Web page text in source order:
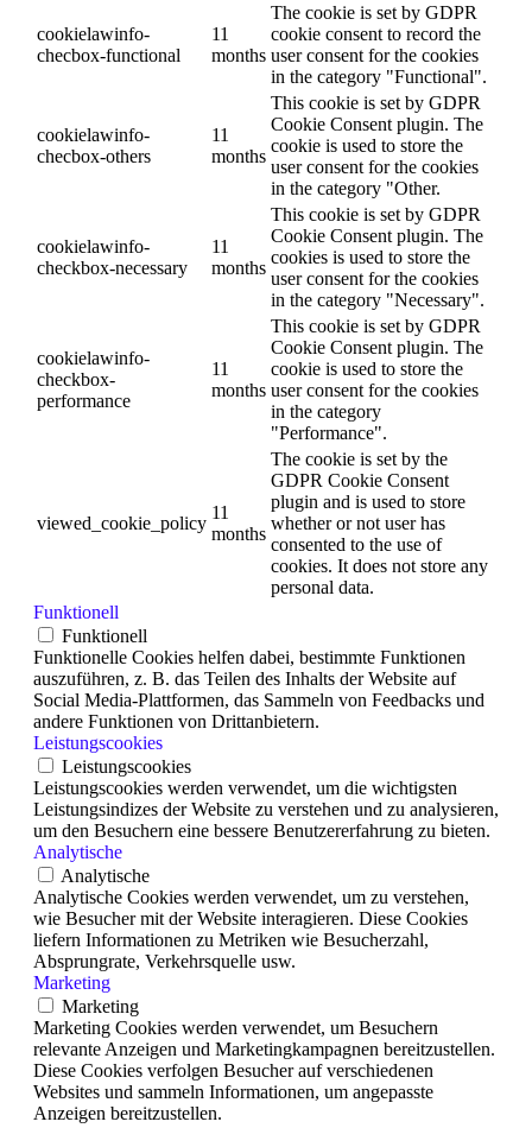
cookielawinfo-
checbox-functional
11
months
The cookie is set by GDPR
cookie consent to record the
user consent for the cookies
in the category "Functional".
cookielawinfo-
checbox-others
11
months
This cookie is set by GDPR
Cookie Consent plugin. The
cookie is used to store the
user consent for the cookies
in the category "Other.
cookielawinfo-
checkbox-necessary
11
months
This cookie is set by GDPR
Cookie Consent plugin. The
cookies is used to store the
user consent for the cookies
in the category "Necessary".
cookielawinfo-
checkbox-
performance
11
months
This cookie is set by GDPR
Cookie Consent plugin. The
cookie is used to store the
user consent for the cookies
in the category
"Performance".
viewed_cookie_policy
11
months
The cookie is set by the
GDPR Cookie Consent
plugin and is used to store
whether or not user has
consented to the use of
cookies. It does not store any
personal data.
Funktionell
Funktionell
Funktionelle Cookies helfen dabei, bestimmte Funktionen
auszuführen, z. B. das Teilen des Inhalts der Website auf
Social Media-Plattformen, das Sammeln von Feedbacks und
andere Funktionen von Drittanbietern.
Leistungscookies
Leistungscookies
Leistungscookies werden verwendet, um die wichtigsten
Leistungsindizes der Website zu verstehen und zu analysieren,
um den Besuchern eine bessere Benutzererfahrung zu bieten.
Analytische
Analytische
Analytische Cookies werden verwendet, um zu verstehen,
wie Besucher mit der Website interagieren. Diese Cookies
liefern Informationen zu Metriken wie Besucherzahl,
Absprungrate, Verkehrsquelle usw.
Marketing
Marketing
Marketing Cookies werden verwendet, um Besuchern
relevante Anzeigen und Marketingkampagnen bereitzustellen.
Diese Cookies verfolgen Besucher auf verschiedenen
Websites und sammeln Informationen, um angepasste
Anzeigen bereitzustellen.